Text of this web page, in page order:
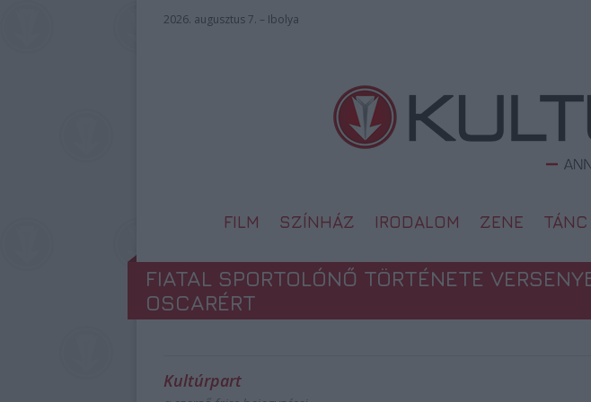
2026. augusztus 7. – Ibolya
FILM SZÍNHÁZ IRODALOM ZENE TÁNC
FIATAL SPORTOLÓNŐ TÖRTÉNETE
OSCARÉRT
Kultúrpart